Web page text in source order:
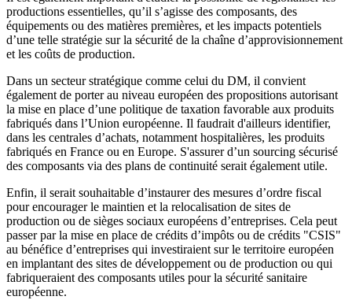
productions essentielles, qu’il s’agisse des composants, des
équipements ou des matières premières, et les impacts potentiels
d’une telle stratégie sur la sécurité de la chaîne d’approvisionnement
et les coûts de production.
Dans un secteur stratégique comme celui du DM, il convient
également de porter au niveau européen des propositions autorisant
la mise en place d’une politique de taxation favorable aux produits
fabriqués dans l’Union européenne. Il faudrait d'ailleurs identifier,
dans les centrales d’achats, notamment hospitalières, les produits
fabriqués en France ou en Europe. S'assurer d’un sourcing sécurisé
des composants via des plans de continuité serait également utile.
Enfin, il serait souhaitable d’instaurer des mesures d’ordre fiscal
pour encourager le maintien et la relocalisation de sites de
production ou de sièges sociaux européens d’entreprises. Cela peut
passer par la mise en place de crédits d’impôts ou de crédits "CSIS"
au bénéfice d’entreprises qui investiraient sur le territoire européen
en implantant des sites de développement ou de production ou qui
fabriqueraient des composants utiles pour la sécurité sanitaire
européenne.